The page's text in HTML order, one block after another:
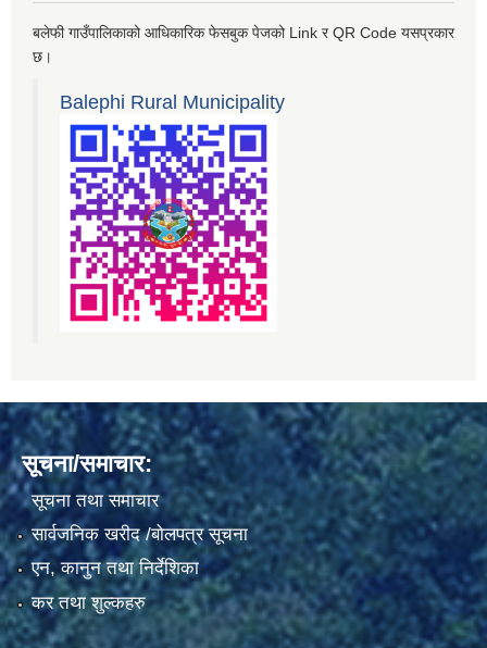
बलेफी गाउँपालिकाको आधिकारिक फेसबुक पेजको Link र QR Code यसप्रकार
छ।
Balephi Rural Municipality
सूचना/समाचार:
सूचना तथा समाचार
सार्वजनिक खरीद /बोलपत्र सूचना
एन, कानुन तथा निर्देशिका
कर तथा शुल्कहरु